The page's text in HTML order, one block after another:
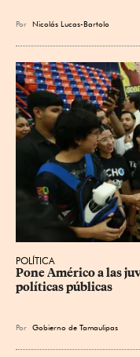
Por Nicolás Lucas-Bartolo
POLÍTICA
Pone Américo a las
políticas públicas
Por Gobierno de Tamaulipas